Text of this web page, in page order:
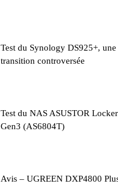
Test du Synology DS925+, une
transition controversée
Test du NAS ASUSTOR
Gen3 (AS6804T)
Avis – UGREEN DXP4800